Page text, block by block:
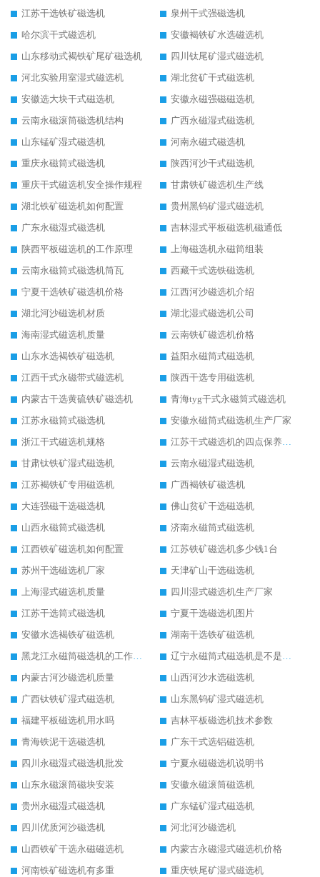
江苏干选铁矿磁选机
泉州干式强磁选机
哈尔滨干式磁选机
安徽褐铁矿水选磁选机
山东移动式褐铁矿尾矿磁选机
四川钛尾矿湿式磁选机
河北实验用室湿式磁选机
湖北贫矿干式磁选机
安徽选大块干式磁选机
安徽永磁强磁磁选机
云南永磁滚筒磁选机结构
广西永磁湿式磁选机
山东锰矿湿式磁选机
河南永磁式磁选机
重庆永磁筒式磁选机
陕西河沙干式磁选机
重庆干式磁选机安全操作规程
甘肃铁矿磁选机生产线
湖北铁矿磁选机如何配置
贵州黑钨矿湿式磁选机
广东永磁湿式磁选机
吉林湿式平板磁选机磁通低
陕西平板磁选机的工作原理
上海磁选机永磁筒组装
云南永磁筒式磁选机筒瓦
西藏干式选铁磁选机
宁夏干选铁矿磁选机价格
江西河沙磁选机介绍
湖北河沙磁选机材质
湖北湿式磁选机公司
海南湿式磁选机质量
云南铁矿磁选机价格
山东水选褐铁矿磁选机
益阳永磁筒式磁选机
江西干式永磁带式磁选机
陕西干选专用磁选机
内蒙古干选黄硫铁矿磁选机
青海tyg干式永磁筒式磁选机
江苏永磁筒式磁选机
安徽永磁筒式磁选机生产厂家
浙江干式磁选机规格
江苏干式磁选机的四点保养秘籍
甘肃钛铁矿湿式磁选机
云南永磁湿式磁选机
江苏褐铁矿专用磁选机
广西褐铁矿磁选机
大连强磁干选磁选机
佛山贫矿干选磁选机
山西永磁筒式磁选机
济南永磁筒式磁选机
江西铁矿磁选机如何配置
江苏铁矿磁选机多少钱1台
苏州干选磁选机厂家
天津矿山干选磁选机
上海湿式磁选机质量
四川湿式磁选机生产厂家
江苏干选筒式磁选机
宁夏干选磁选机图片
安徽水选褐铁矿磁选机
湖南干选铁矿磁选机
黑龙江永磁筒磁选机的工作原理
辽宁永磁筒式磁选机是不是强磁
内蒙古河沙磁选机质量
山西河沙水选磁选机
广西钛铁矿湿式磁选机
山东黑钨矿湿式磁选机
福建平板磁选机用水吗
吉林平板磁选机技术参数
青海铁泥干选磁选机
广东干式选铝磁选机
四川永磁湿式磁选机批发
宁夏永磁磁选机说明书
山东永磁滚筒磁块安装
安徽永磁滚筒磁选机
贵州永磁湿式磁选机
广东锰矿湿式磁选机
四川优质河沙磁选机
河北河沙磁选机
山西铁矿干选永磁磁选机
内蒙古永磁湿式磁选机价格
河南铁矿磁选机有多重
重庆铁尾矿湿式磁选机